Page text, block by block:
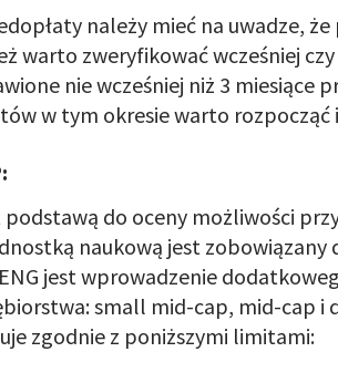
należy mieć na uwadze,
warto zweryfikować wcześniej
nie wcześniej niż 3
w tym okresie warto
podstawą do oceny możliwości
naukową jest
jest wprowadzenie
small mid-cap, mid-cap
zgodnie z poniższymi limitami: